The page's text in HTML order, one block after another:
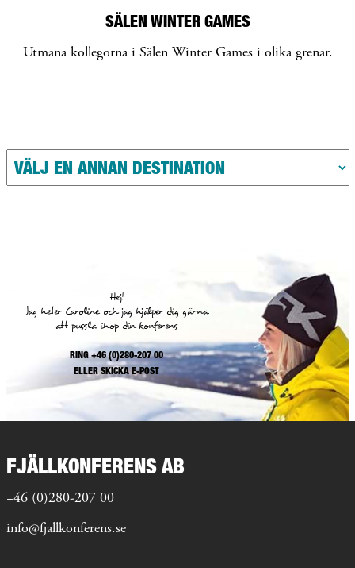
SÄLEN WINTER GAMES
Utmana kollegorna i Sälen Winter Games i olika grenar.
Hej!
Jag heter Caroline och jag hjälper dig gärna
att pussla ihop din konferens
RING +46 (0)280-207 00
ELLERSKICKA E-POST
FJÄLLKONFERENS AB
+46 (0)280-207 00
info@fjallkonferens.se